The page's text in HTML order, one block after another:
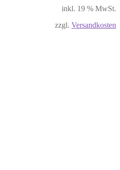
inkl. 19 % MwSt.
zzgl. Versandkosten